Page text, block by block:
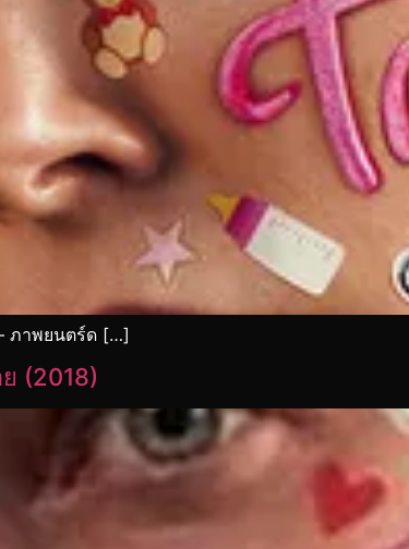
ภาพยนตร์ด […]
(2018)